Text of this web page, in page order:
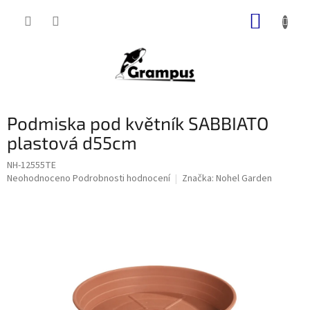
Podmiska pod květník SABBIATO
plastová d55cm
NH-12555TE
Průměrné
Neohodnoceno Podrobnosti hodnocení Značka: Nohel Garden